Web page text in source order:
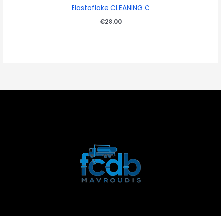
Elastoflake CLEANING C
€28.00